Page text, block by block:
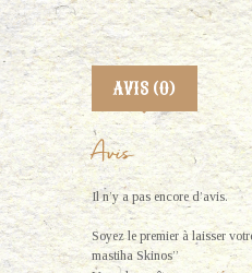
AVIS (0)
Avis
Il n’y a pas encore d’avis.
Soyez le premier à laisser
mastiha Skinos”